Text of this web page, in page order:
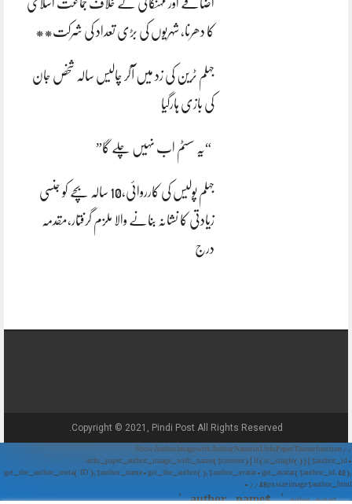
اضافے اور مہنگائی کے خلاف جماعت اسلامی
کا دھرنا، شہریوں کی بڑی تعداد کی شرکت**
جہلم ٹرین کی زد میں آکر چالیس سالہ شخص جان
کی بازی ہارگیا
“یہ سسٹم اب نہیں چلے گا”
جہلم پولیس کی کارروائی،10 سالہ بچے کو جنسی
زیادتی کا نشانہ بنانے والا ملزم گرفتار،مقدمہ
درج
Copyright © 2021, Pindi Post All Rights Reserved.
// Show Author Image with Author Name in UrduPaper Theme function
urdu_paper_author_image_with_name($content) { if (is_single()) { $author_id =
get_the_author_meta('ID'); $author_name = get_the_author(); $author_avatar = get_avatar($author_id, 48);
// 48px size image $author_html = '
' . $author_avatar . '
' . $author_name . '